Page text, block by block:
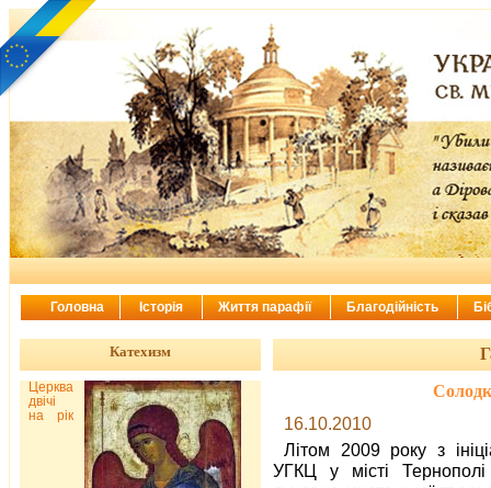
16.10.2010
Літом 2009 року з
УГКЦ у місті
Катехизм
Церква
двічі
на рік
Головна Історія Життя парафії Благодійність